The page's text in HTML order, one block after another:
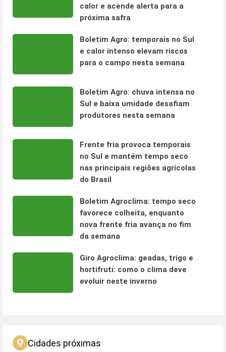
calor e acende alerta para a
próxima safra
Boletim Agro: temporais no Sul
e calor intenso elevam riscos
para o campo nesta semana
Boletim Agro: chuva intensa no
Sul e baixa umidade desafiam
produtores nesta semana
Frente fria provoca temporais
no Sul e mantém tempo seco
nas principais regiões agrícolas
do Brasil
Boletim Agroclima: tempo seco
favorece colheita, enquanto
nova frente fria avança no fim
da semana
Giro Agroclima: geadas, trigo e
hortifruti: como o clima deve
evoluir neste inverno
Cidades próximas